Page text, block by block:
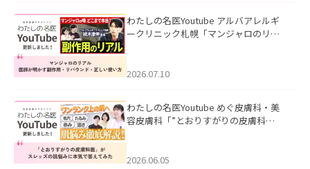
わたしの名医Youtube アルバアレルギ
ークリニック札幌「マンジャロのリア
た。
2026.07.10
わたしの名医Youtube めぐ皮膚科・美
容皮膚科「”とおりすがりの皮膚科
2026.06.05